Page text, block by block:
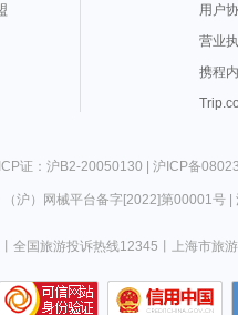
用户
营业
携程
ICP证：沪B2-20050130 | 沪ICP备
（沪）网械平台备字[2022]第00001号|
全国旅游投诉热线12345 上海市旅